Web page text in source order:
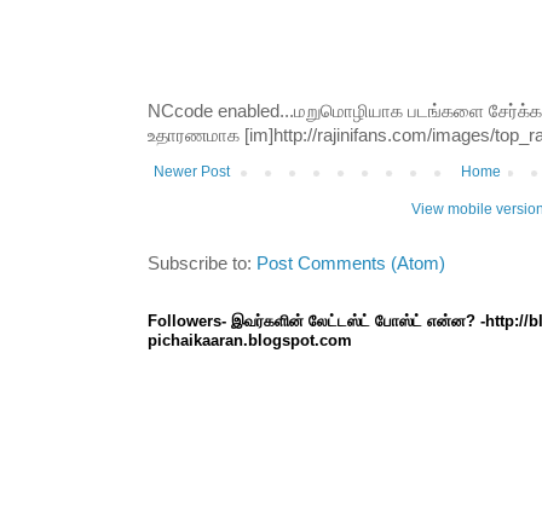
NCcode enabled...மறுமொழியாக படங்களை சேர்க்க
உதாரணமாக [im]http://rajinifans.com/images/
Newer Post Home
View mobile
Subscribe to: Post Comments (Atom)
Followers- இவர்களின் லேட்டஸ்ட் போஸ்ட் என்ன? -http://
pichaikaaran.blogspot.com